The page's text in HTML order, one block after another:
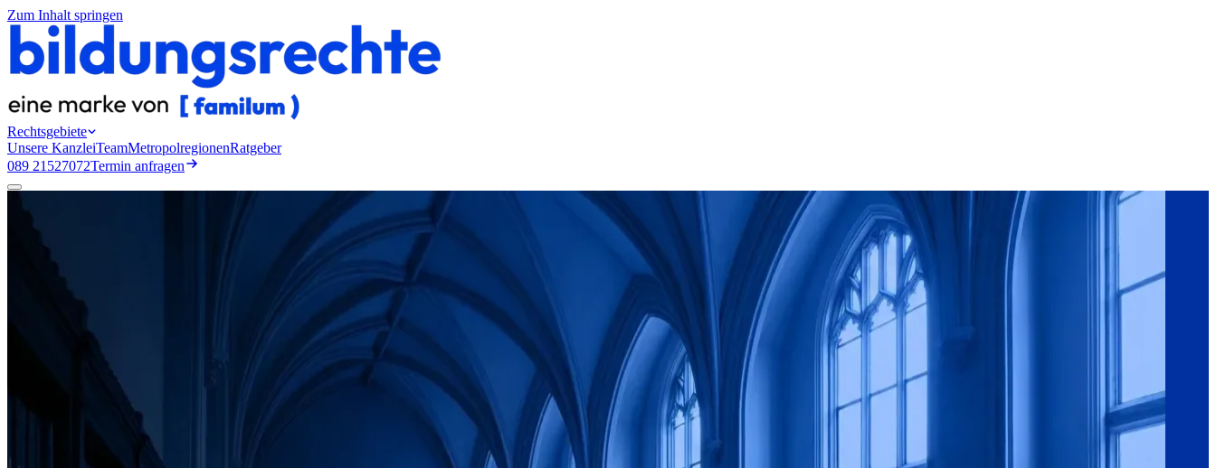
Zum Inhalt springen
Rechtsgebiete
Unsere KanzleiTeamMetropolregionenRatgeber
089 21527072Termin anfragen